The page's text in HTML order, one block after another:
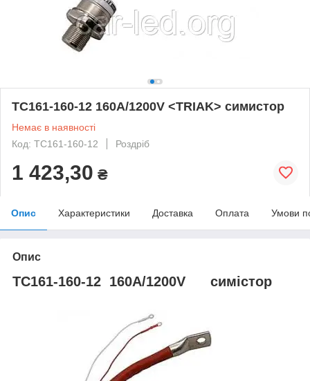
ТС161-160-12 160A/1200V <TRIAK> симистор
Немає в наявності
Код: ТС161-160-12
Роздріб
1 423,30 ₴
Опис Характеристики Доставка Оплата Умови
Опис
ТС161-160-12 160A/1200V симістор